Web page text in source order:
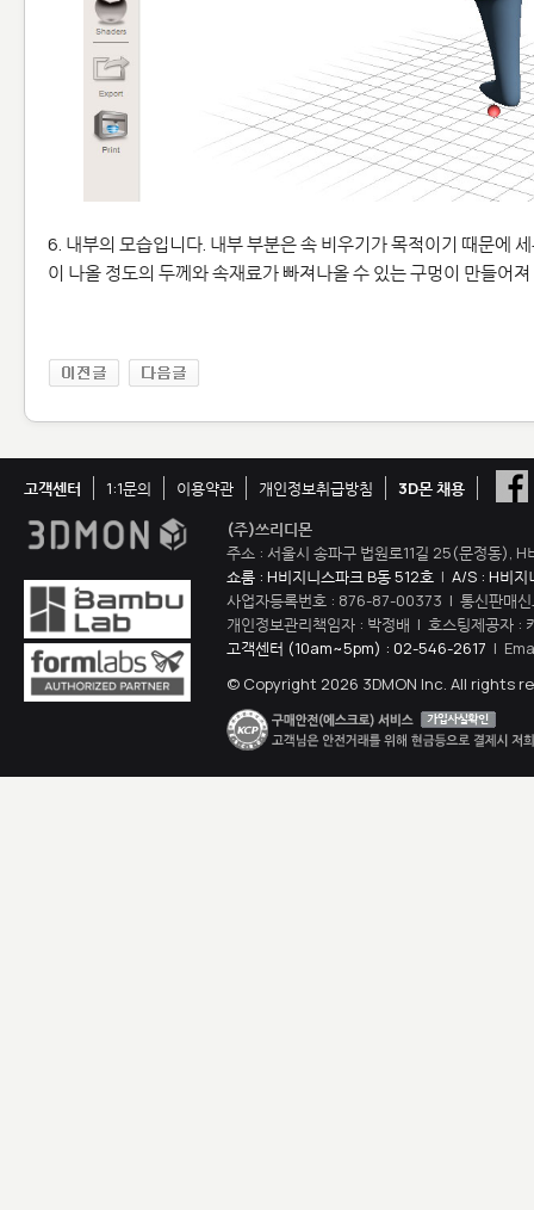
6. 내부의 모습입니다. 내부 부분은 속 비우기가 목적이기 때문에
이 나올 정도의 두께와 속재료가 빠져나올 수 있는 구멍이 만들어
고객센터 1:1문의 이용약관 개인정보취급방침
3D몬 채용
(주)쓰리디몬
주소 : 서울시 송파구 법원로11길 25(문정동),
쇼룸 : H비지니스파크 B동 512호 | A/S : H비지
사업자등록번호 : 876-87-00373 | 통신판매
개인정보관리책임자 : 박정배 | 호스팅제공자 :
고객센터 (10am~5pm) : 02-546-2617 |
© Copyright 2026 3DMON Inc. All rights